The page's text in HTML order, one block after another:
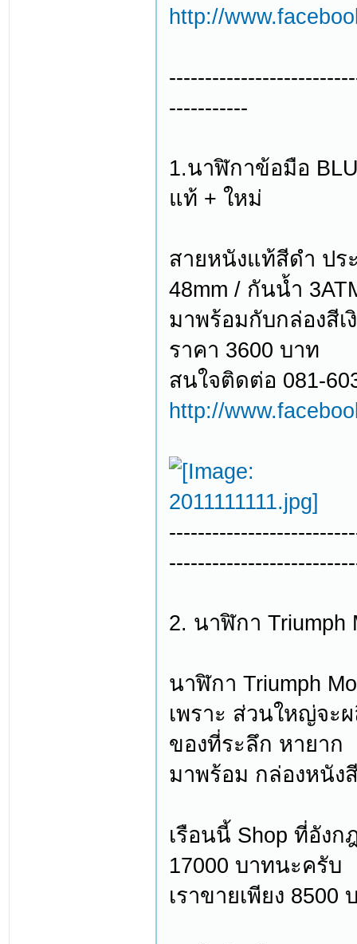
http://
-----------
1.นาฬิกาข้อมือ
แท้ + ใหม่
สายหนังแท้สีดำ ปร
48mm / กันน้ำ
มาพร้อมกับกล่องสีเ
ราคา 3600 บาท
สนใจติดต่อ 081-
http://
2. นาฬิกา Triumph
นาฬิกา Triumph
เพราะ ส่วนใหญ่จะ
ของที่ระลึก หายาก
มาพร้อม กล่องหนัง
เรือนนี้ Shop ที่อัง
17000 บาทนะครับ
เราขายเพียง 8500